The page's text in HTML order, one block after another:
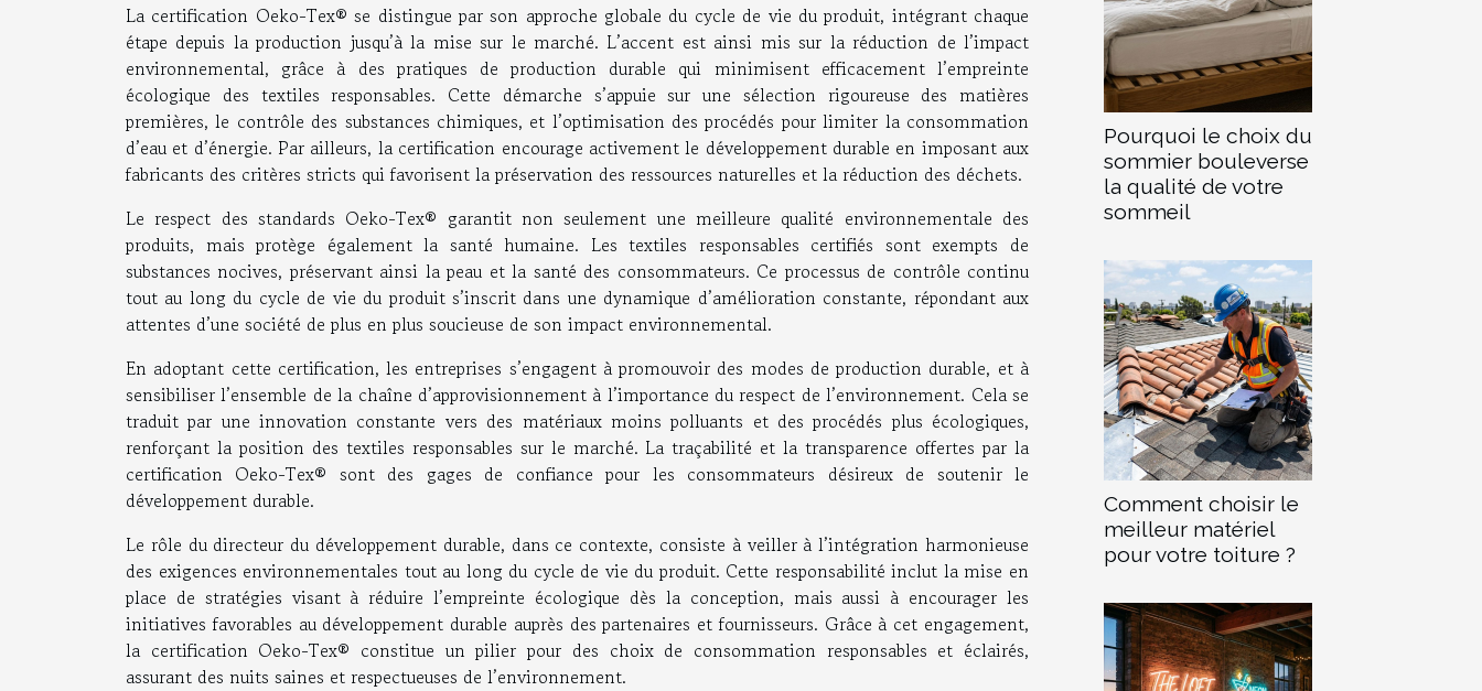
La certification Oeko-Tex® se distingue par son approche globale du cycle de vie du produit, intégrant chaque
étape depuis la production jusqu’à la mise sur le marché. L’accent est ainsi mis sur la réduction de l’impact
environnemental, grâce à des pratiques de production durable qui minimisent efficacement l’empreinte
écologique des textiles responsables. Cette démarche s’appuie sur une sélection rigoureuse des matières
premières, le contrôle des substances chimiques, et l’optimisation des procédés pour limiter la consommation
d’eau et d’énergie. Par ailleurs, la certification encourage activement le développement durable en imposant aux
fabricants des critères stricts qui favorisent la préservation des ressources naturelles et la réduction des déchets.
Le respect des standards Oeko-Tex® garantit non seulement une meilleure qualité environnementale des
produits, mais protège également la santé humaine. Les textiles responsables certifiés sont exempts de
substances nocives, préservant ainsi la peau et la santé des consommateurs. Ce processus de contrôle continu
tout au long du cycle de vie du produit s’inscrit dans une dynamique d’amélioration constante, répondant aux
attentes d’une société de plus en plus soucieuse de son impact environnemental.
En adoptant cette certification, les entreprises s’engagent à promouvoir des modes de production durable, et à
sensibiliser l’ensemble de la chaîne d’approvisionnement à l’importance du respect de l’environnement. Cela se
traduit par une innovation constante vers des matériaux moins polluants et des procédés plus écologiques,
renforçant la position des textiles responsables sur le marché. La traçabilité et la transparence offertes par la
certification Oeko-Tex® sont des gages de confiance pour les consommateurs désireux de soutenir le
développement durable.
Le rôle du directeur du développement durable, dans ce contexte, consiste à veiller à l’intégration harmonieuse
des exigences environnementales tout au long du cycle de vie du produit. Cette responsabilité inclut la mise en
place de stratégies visant à réduire l’empreinte écologique dès la conception, mais aussi à encourager les
initiatives favorables au développement durable auprès des partenaires et fournisseurs. Grâce à cet engagement,
la certification Oeko-Tex® constitue un pilier pour des choix de consommation responsables et éclairés,
assurant des nuits saines et respectueuses de l’environnement.
Pourquoi le choix du
sommier bouleverse
la qualité de votre
sommeil
Comment choisir le
meilleur matériel
pour votre toiture ?